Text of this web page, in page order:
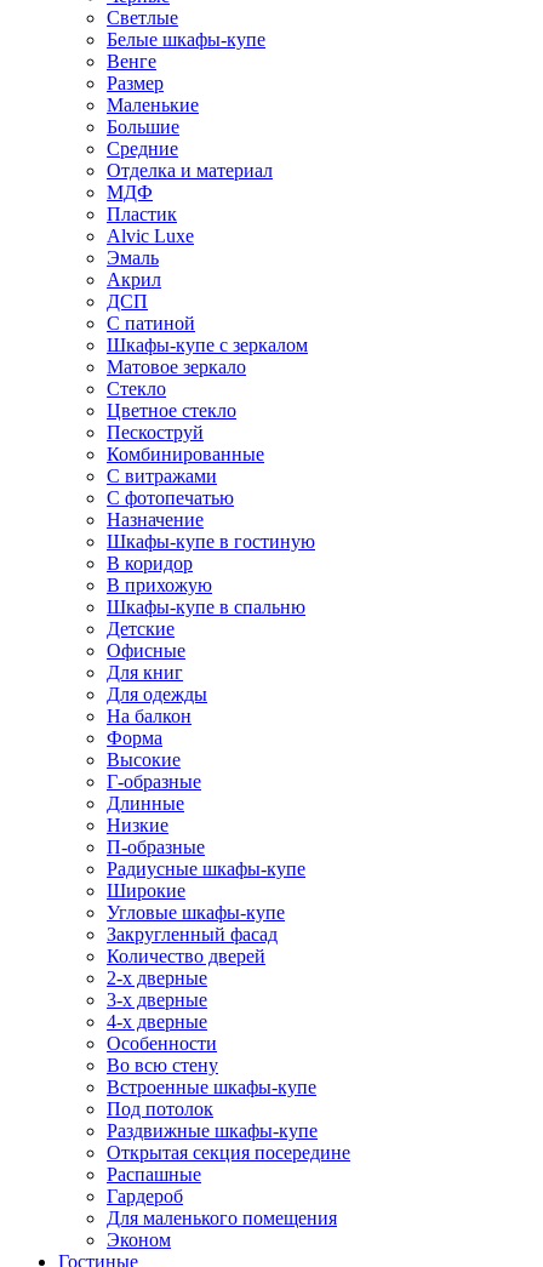
Светлые
Белые шкафы-купе
Венге
Размер
Маленькие
Большие
Средние
Отделка и материал
МДФ
Пластик
Alvic Luxe
Эмаль
Акрил
ДСП
С патиной
Шкафы-купе с зеркалом
Матовое зеркало
Стекло
Цветное стекло
Пескоструй
Комбинированные
С витражами
С фотопечатью
Назначение
Шкафы-купе в гостиную
В коридор
В прихожую
Шкафы-купе в спальню
Детские
Офисные
Для книг
Для одежды
На балкон
Форма
Высокие
Г-образные
Длинные
Низкие
П-образные
Радиусные шкафы-купе
Широкие
Угловые шкафы-купе
Закругленный фасад
Количество дверей
2-х дверные
3-х дверные
4-х дверные
Особенности
Во всю стену
Встроенные шкафы-купе
Под потолок
Раздвижные шкафы-купе
Открытая секция посередине
Распашные
Гардероб
Для маленького помещения
Эконом
Гостиные